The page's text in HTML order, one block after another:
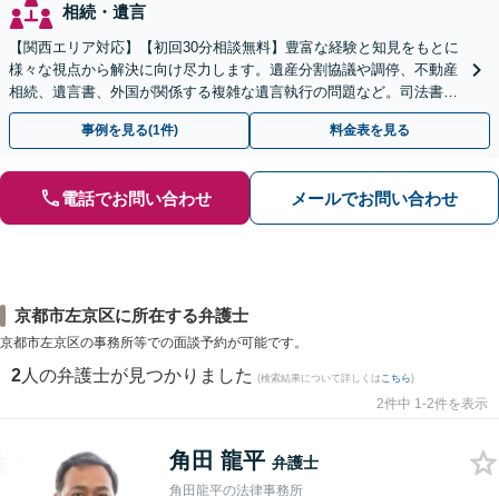
相続・遺言
【関西エリア対応】【初回30分相談無料】豊富な経験と知見をもとに
様々な視点から解決に向け尽力します。遺産分割協議や調停、不動産
相続、遺言書、外国が関係する複雑な遺言執行の問題など。司法書士
や税理士とも連携し、円滑な解決を【オンライン面談可】
事例を見る(1件) 料金表を見る
電話でお問い合わせ メールでお問い合わせ
京都市左京区に所在する弁護士
京都市左京区の事務所等での面談予約が可能です。
2 人の弁護士が見つかりました (検索結果について詳しくは こちら)
2件中 1-2件を表示
角田 龍平 弁護士
角田龍平の法律事務所